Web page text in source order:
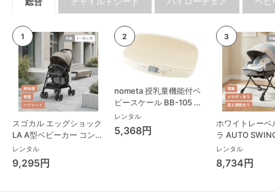
スゴカル エッグショック
LA A型ベビーカー コンビ
(Combi)
レンタル
9,295円
nometa 授乳量機能付ベ
ビースケール BB-105 タ
ニタ(TANITA) ベビースケ
ール・体重計
レンタル
5,368円
ホワイトレーベ
ラ AUTO
Long スリープ
コンビ(Combi)
チェア・ベビー
レンタル
8,734円